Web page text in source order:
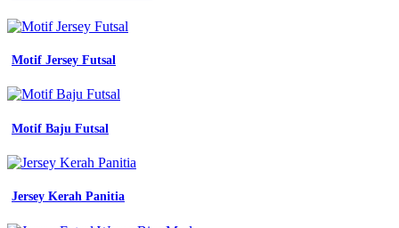
Motif Jersey Futsal
Motif Baju Futsal
Jersey Kerah Panitia